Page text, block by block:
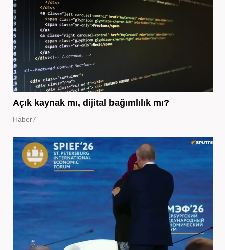
Açık kaynak mı, dijital bağımlılık mı?
Haber7